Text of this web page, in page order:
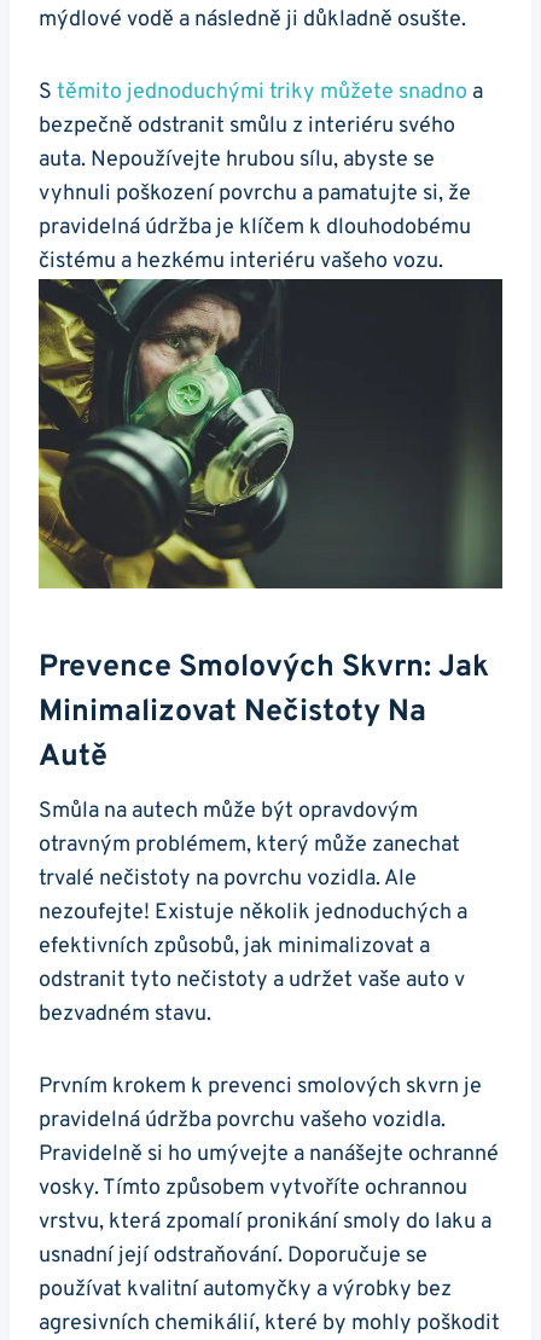
mýdlové‌ vodě a následně ji důkladně osušte.
S​ těmito jednoduchými triky‍ můžete snadno a
bezpečně‍ odstranit⁢ smůlu z interiéru svého
auta.‍ Nepoužívejte hrubou sílu, abyste se
vyhnuli poškození povrchu a pamatujte si, ⁢že
pravidelná údržba je klíčem k dlouhodobému
čistému ⁣a hezkému interiéru vašeho vozu.
Prevence Smolových Skvrn: Jak
‍minimalizovat⁣ Nečistoty Na
Autě
Smůla na​ autech může být opravdovým
otravným problémem, který může ⁣zanechat
trvalé nečistoty na povrchu vozidla. ⁣Ale
nezoufejte! Existuje ‍několik jednoduchých a
efektivních způsobů, jak minimalizovat a
odstranit tyto nečistoty a⁣ udržet ​vaše auto v
bezvadném stavu.
Prvním krokem k prevenci smolových skvrn je
pravidelná údržba povrchu vašeho vozidla.
Pravidelně si ho umývejte a nanášejte ochranné
vosky. Tímto způsobem‌ vytvoříte ochrannou
vrstvu, která zpomalí pronikání smoly do laku a
usnadní její⁤ odstraňování. Doporučuje se
používat kvalitní automyčky a výrobky bez⁤
agresivních chemikálií, které by​ mohly poškodit